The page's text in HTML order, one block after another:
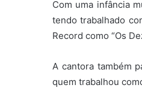
Com uma infância
tendo trabalhado
Record como “Os
A cantora também
quem trabalhou